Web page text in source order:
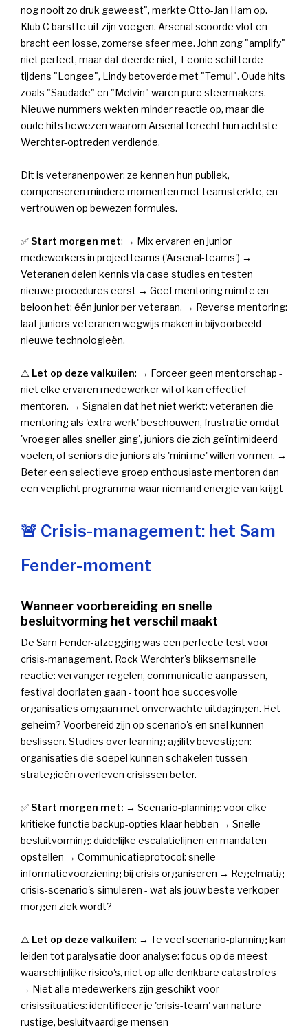
nog nooit zo druk geweest", merkte Otto-Jan Ham op.
Klub C barstte uit zijn voegen. Arsenal scoorde vlot en
bracht een losse, zomerse sfeer mee. John zong "amplify"
niet perfect, maar dat deerde niet, Leonie schitterde
tijdens "Longee", Lindy betoverde met "Temul". Oude hits
zoals "Saudade" en "Melvin" waren pure sfeermakers.
Nieuwe nummers wekten minder reactie op, maar die
oude hits bewezen waarom Arsenal terecht hun achtste
Werchter-optreden verdiende.
Dit is veteranenpower: ze kennen hun publiek,
compenseren mindere momenten met teamsterkte, en
vertrouwen op bewezen formules.
✅ Start morgen met: → Mix ervaren en junior
medewerkers in projectteams ('Arsenal-teams') →
Veteranen delen kennis via case studies en testen
nieuwe procedures eerst → Geef mentoring ruimte en
beloon het: één junior per veteraan. → Reverse mentoring:
laat juniors veteranen wegwijs maken in bijvoorbeeld
nieuwe technologieën.
⚠️ Let op deze valkuilen: → Forceer geen mentorschap -
niet elke ervaren medewerker wil of kan effectief
mentoren. → Signalen dat het niet werkt: veteranen die
mentoring als 'extra werk' beschouwen, frustratie omdat
'vroeger alles sneller ging', juniors die zich geïntimideerd
voelen, of seniors die juniors als 'mini me' willen vormen. →
Beter een selectieve groep enthousiaste mentoren dan
een verplicht programma waar niemand energie van krijgt
🚨 Crisis-management: het Sam
Fender-moment
Wanneer voorbereiding en snelle
besluitvorming het verschil maakt
De Sam Fender-afzegging was een perfecte test voor
crisis-management. Rock Werchter's bliksemsnelle
reactie: vervanger regelen, communicatie aanpassen,
festival doorlaten gaan - toont hoe succesvolle
organisaties omgaan met onverwachte uitdagingen. Het
geheim? Voorbereid zijn op scenario's en snel kunnen
beslissen. Studies over learning agility bevestigen:
organisaties die soepel kunnen schakelen tussen
strategieën overleven crisissen beter.
✅ Start morgen met: → Scenario-planning: voor elke
kritieke functie backup-opties klaar hebben → Snelle
besluitvorming: duidelijke escalatielijnen en mandaten
opstellen → Communicatieprotocol: snelle
informatievoorziening bij crisis organiseren → Regelmatig
crisis-scenario's simuleren - wat als jouw beste verkoper
morgen ziek wordt?
⚠️ Let op deze valkuilen: → Te veel scenario-planning kan
leiden tot paralysatie door analyse: focus op de meest
waarschijnlijke risico's, niet op alle denkbare catastrofes
→ Niet alle medewerkers zijn geschikt voor
crisissituaties: identificeer je 'crisis-team' van nature
rustige, besluitvaardige mensen